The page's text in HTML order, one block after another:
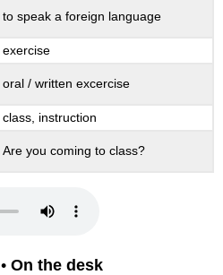
to speak a foreign language
exercise
oral / written excercise
class, instruction
Are you coming to class?
•On the desk